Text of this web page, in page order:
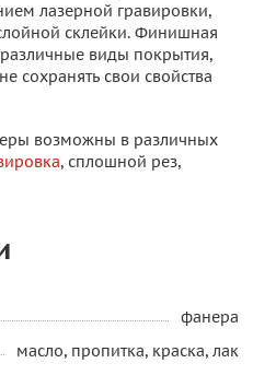
лазерной гравировки,
склейки. Финишная
виды покрытия,
сохранять свои свойства
возможны в различных
, сплошной рез,
фанера
масло, пропитка, краска, лак